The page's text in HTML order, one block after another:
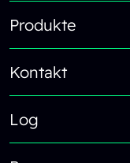
Produkte
Kontakt
Log